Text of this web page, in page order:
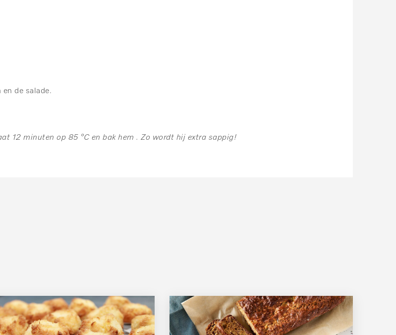
en de salade.
12 minuten op 85 °C en bak hem . Zo wordt hij extra sappig!